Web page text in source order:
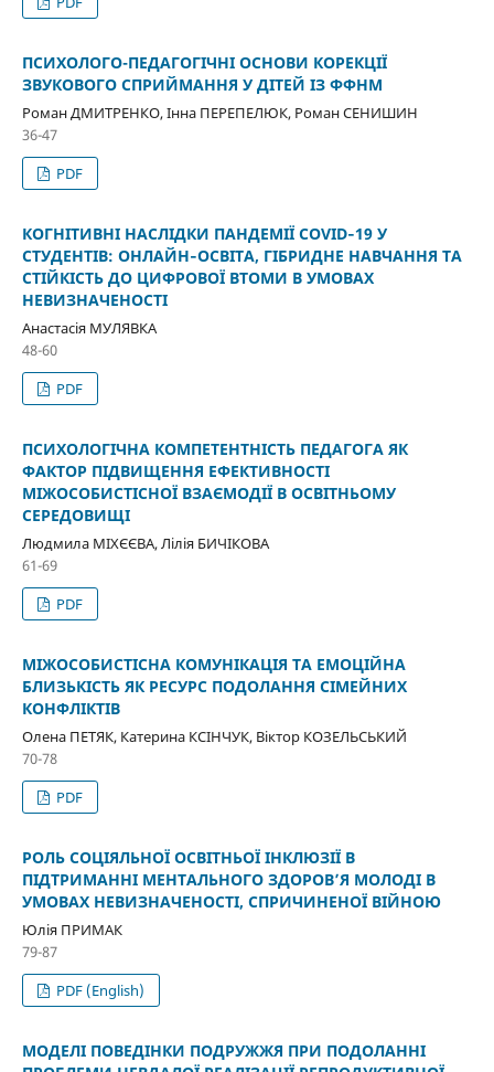
ПСИХОЛОГО-ПЕДАГОГІЧНІ ОСНОВИ КОРЕКЦІЇ
ЗВУКОВОГО СПРИЙМАННЯ У ДІТЕЙ ІЗ ФФНМ
Роман ДМИТРЕНКО, Інна ПЕРЕПЕЛЮК, Роман CЕНИШИН
36-47
PDF
КОГНІТИВНІ НАСЛІДКИ ПАНДЕМІЇ COVID‑19 У
СТУДЕНТІВ: ОНЛАЙН‑ОСВІТА, ГІБРИДНЕ НАВЧАННЯ ТА
СТІЙКІСТЬ ДО ЦИФРОВОЇ ВТОМИ В УМОВАХ
НЕВИЗНАЧЕНОСТІ
Анастасія МУЛЯВКА
48-60
PDF
ПСИХОЛОГІЧНА КОМПЕТЕНТНІСТЬ ПЕДАГОГА ЯК
ФАКТОР ПІДВИЩЕННЯ ЕФЕКТИВНОСТІ
МІЖОСОБИСТІСНОЇ ВЗАЄМОДІЇ В ОСВІТНЬОМУ
СЕРЕДОВИЩІ
Людмила МІХЄЄВА, Лілія БИЧІКОВА
61-69
PDF
МІЖОСОБИСТІСНА КОМУНІКАЦІЯ ТА ЕМОЦІЙНА
БЛИЗЬКІСТЬ ЯК РЕСУРС ПОДОЛАННЯ СІМЕЙНИХ
КОНФЛІКТІВ
Олена ПЕТЯК, Катерина КСІНЧУК, Віктор КОЗЕЛЬСЬКИЙ
70-78
PDF
РОЛЬ СОЦІЯЛЬНОЇ ОСВІТНЬОЇ ІНКЛЮЗІЇ В
ПІДТРИМАННІ МЕНТАЛЬНОГО ЗДОРОВ’Я МОЛОДІ В
УМОВАХ НЕВИЗНАЧЕНОСТІ, СПРИЧИНЕНОЇ ВІЙНОЮ
Юлія ПРИМАК
79-87
PDF (English)
МОДЕЛІ ПОВЕДІНКИ ПОДРУЖЖЯ ПРИ ПОДОЛАННІ